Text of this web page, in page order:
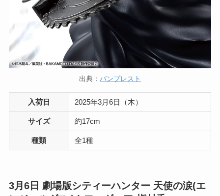
出典： バンプレスト
入荷日 2025年3月6日（木）
サイズ 約17cm
種類 全1種
3月6日 劇場版シティーハンター 天使の涙(エ